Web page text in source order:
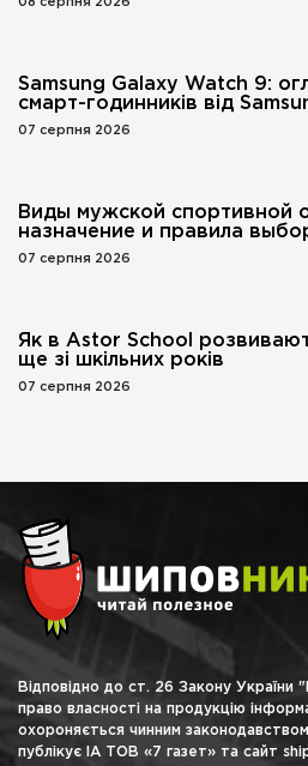
08 серпня 2026
Samsung Galaxy Watch 9:
смарт-годинників від
07 серпня 2026
Виды мужской спортивной
назначение и правила
07 серпня 2026
Як в Astor School
ще зі шкільних років
07 серпня 2026
Відповідно до ст. 26 Закону України
право власності на продукцію
охороняється чинним
публікує ІА ТОВ «7 газет» та сайт